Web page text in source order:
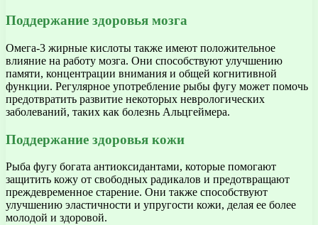
Поддержание здоровья мозга
Омега-3 жирные кислоты также имеют положительное
влияние на работу мозга. Они способствуют улучшению
памяти, концентрации внимания и общей когнитивной
функции. Регулярное употребление рыбы фугу может помочь
предотвратить развитие некоторых неврологических
заболеваний, таких как болезнь Альцгеймера.
Поддержание здоровья кожи
Рыба фугу богата антиоксидантами, которые помогают
защитить кожу от свободных радикалов и предотвращают
преждевременное старение. Они также способствуют
улучшению эластичности и упругости кожи, делая ее более
молодой и здоровой.